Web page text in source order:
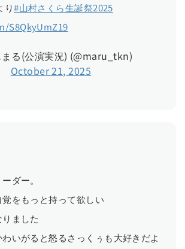
り#山村さくら生誕祭2025
S8QkyUmZ19
る(公演実況) (@maru_tkn)
October 21, 2025
ダー。
覚をもっと持って欲しい
ました
わいがると怒るさっくぅも大好きだよ